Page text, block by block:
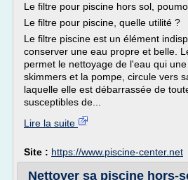
Le filtre pour piscine hors sol,
Le filtre pour piscine, quelle utilité ?
Le filtre piscine est un élément
conserver une eau propre et belle.
permet le nettoyage de l'eau qui
skimmers et la pompe, circule vers
laquelle elle est débarrassée de
susceptibles de...
Lire la suite
Site : https://www.piscine-center.net
Nettoyer sa piscine hors-